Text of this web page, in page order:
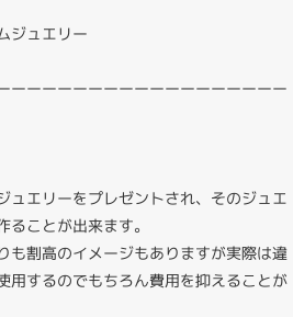
ジュエリー
ーーーーーーーーーーーーーーーーーー
ュエリーをプレゼントされ、そのジュエ
ことが出来ます。
も割高のイメージもありますが実際は違
用するのでもちろん費用を抑えることが